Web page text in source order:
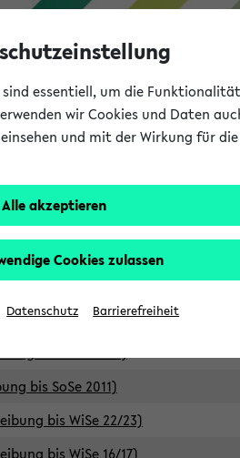
bis WiSe 16/17)
bis SoSe 2015)
bis SoSe 2011)
bis WiSe 22/23)
bis WiSe 16/17)
essentiell, um die
wir Cookies und Daten
einsehen und mit der Wirkung für
Alle akzeptieren
Cookies zulassen
Datenschutz Barrierefreiheit